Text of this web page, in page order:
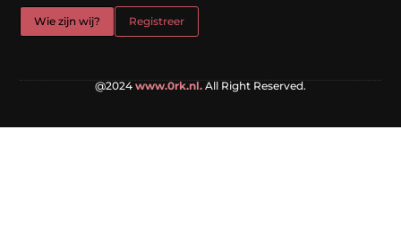
Wie zijn wij? Registreer
@2024 www.0rk.nl. All Right Reserved.